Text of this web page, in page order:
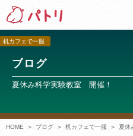
机カフェで一服
ブログ
夏休み科学実験教室 開催！
HOME ブログ 机カフェで一服 夏休